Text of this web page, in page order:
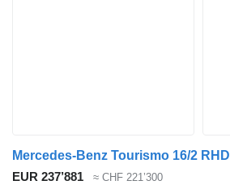
Mercedes-Benz Tourismo 16/2 RHD
EUR 237’881
≈ CHF 221’300